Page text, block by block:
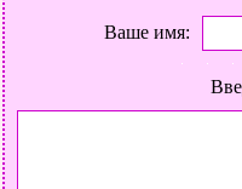
Ваше имя: